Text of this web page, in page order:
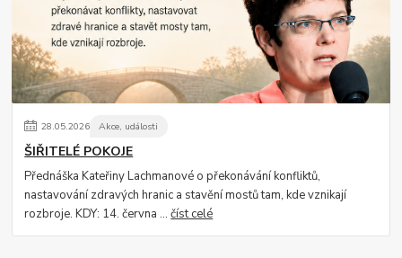
28.05.2026 Akce, události
ŠIŘITELÉ POKOJE
Přednáška Kateřiny Lachmanové o překonávání konfliktů,
nastavování zdravých hranic a stavění mostů tam, kde vznikají
rozbroje. KDY: 14. června ...číst celé